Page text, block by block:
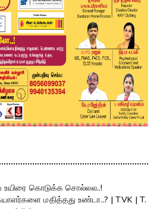
உயிரை கொடுக்க சொல்லல..!
மதித்தது உண்டா..? | TVK | T.